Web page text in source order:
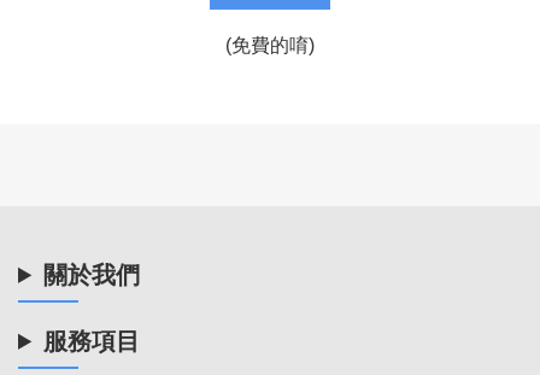
(免費的唷)
關於我們
服務項目